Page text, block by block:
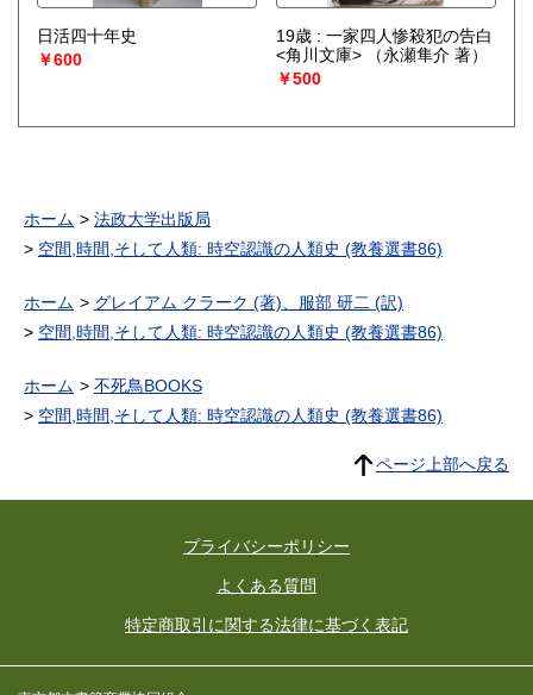
日活四十年史
￥600
19歳 : 一家四人惨殺犯の告白
<角川文庫>
（永瀬隼介 著）
￥500
ホーム
法政大学出版局
空間,時間,そして人類: 時空認識の人類史 (教養選書86)
ホーム
グレイアム クラーク (著)、服部 研二 (訳)
空間,時間,そして人類: 時空認識の人類史 (教養選書86)
ホーム
不死鳥BOOKS
空間,時間,そして人類: 時空認識の人類史 (教養選書86)
ページ上部へ戻る
プライバシーポリシー
よくある質問
特定商取引に関する法律に基づく表記